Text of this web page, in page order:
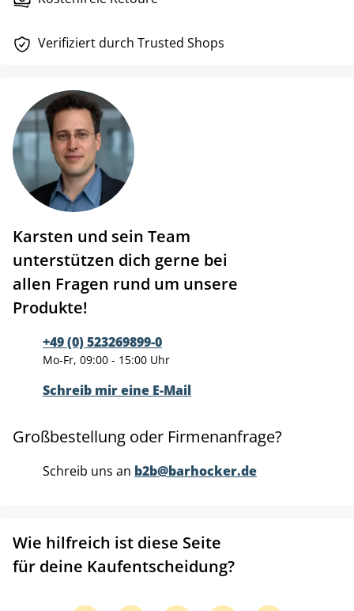
Verifiziert durch Trusted Shops
Karsten und sein Team
unterstützen dich gerne bei
allen Fragen rund um unsere
Produkte!
+49 (0) 523269899-0
Mo-Fr, 09:00 - 15:00 Uhr
Schreib mir eine E-Mail
Großbestellung oder Firmenanfrage?
Schreib uns an b2b@barhocker.de
Wie hilfreich ist diese Seite
für deine Kaufentscheidung?